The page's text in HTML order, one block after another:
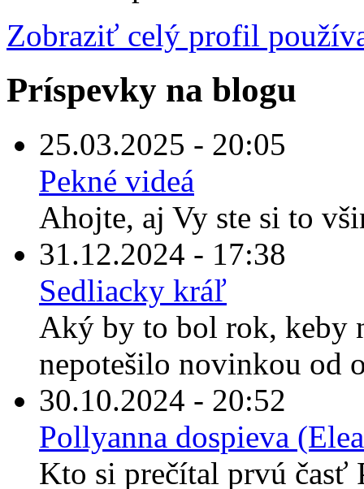
Zobraziť celý profil
Príspevky na blogu
25.03.2025 - 20:05
Pekné videá
Ahojte, aj Vy ste si to
31.12.2024 - 17:38
Sedliacky kráľ
Aký by to bol rok, keby
nepotešilo novinkou od
30.10.2024 - 20:52
Pollyanna dospieva
Kto si prečítal prvú časť